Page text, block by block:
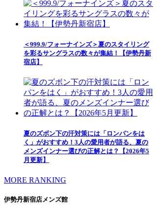
＜999.9/フォーナインズ＞夏のスタイリング
を彩るサングラスの数々が集結！【伊勢丹新
宿店】
夏のズボン下の汗対策には「ロンパンをは
く」がおすすめ！3人の愛用者が語る、夏の
メンズインナー選びの正解とは？【2026年5
月更新】
MORE RANKING
伊勢丹新宿店メンズ館